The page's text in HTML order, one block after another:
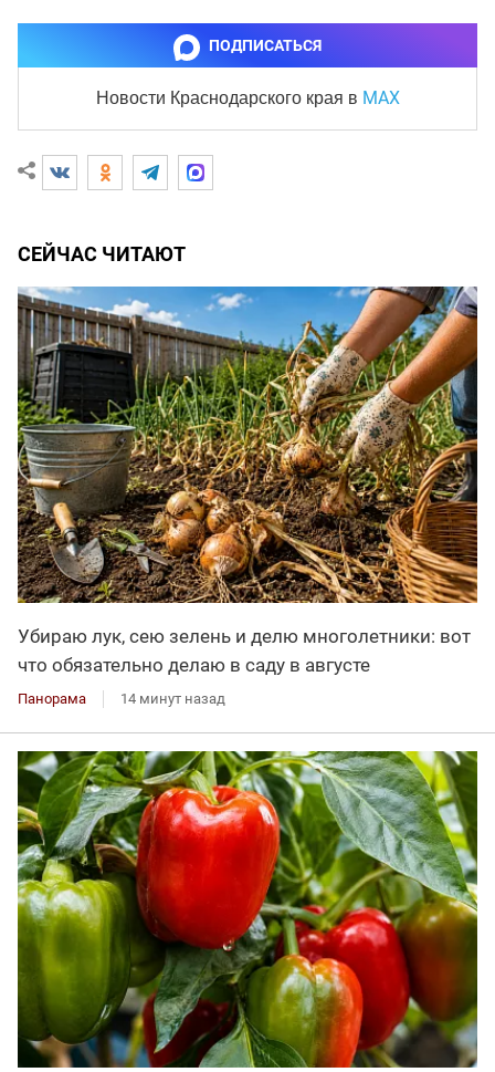
ПОДПИСАТЬСЯ
Новости Краснодарского края в MAX
СЕЙЧАС ЧИТАЮТ
Убираю лук, сею зелень и делю многолетники: вот
что обязательно делаю в саду в августе
Панорама 14 минут назад